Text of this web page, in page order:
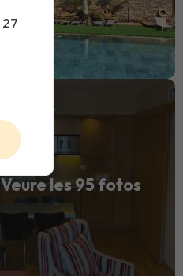
Veure les 95 fotos
27